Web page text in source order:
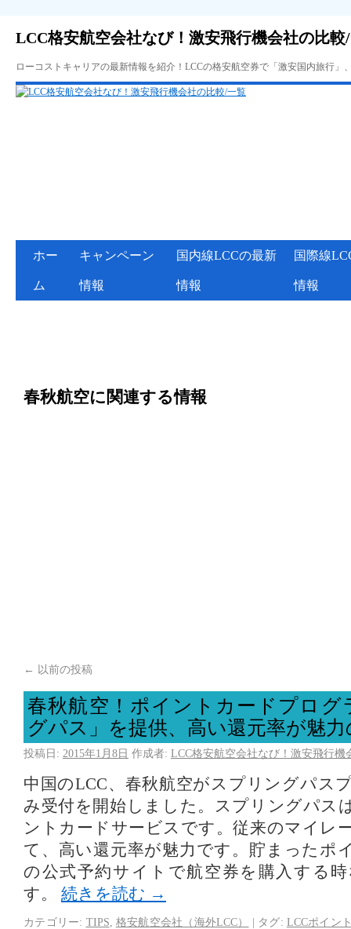
LCC格安航空会社なび！激安飛行機会社の比較
ローコストキャリアの最新情報を紹介！LCCの格安航空券で「激安国内旅行
ホー
ム
キャンペーン
情報
国内線LCCの最新
情報
国際線
情報
春秋航空に関連する情報
← 以前の投稿
春秋航空！ポイントカードプログ
グパス」を提供、高い還元率が魅
投稿日: 2015年1月8日 作成者: LCC格安航空会社なび！激安飛行機
中国のLCC、春秋航空がスプリングパス
み受付を開始しました。スプリングパス
ントカードサービスです。従来のマイレ
て、高い還元率が魅力です。貯まったポ
の公式予約サイトで航空券を購入する
す。 続きを読む →
カテゴリー: TIPS 格安航空会社（海外LCC） | タグ: LCCポイン